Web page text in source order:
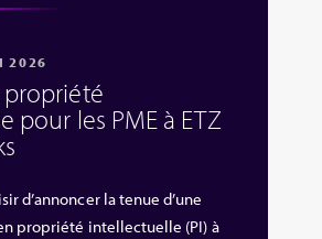
2026
pour les PME à ETZ
d’annoncer la tenue d’une
propriété intellectuelle (PI) à